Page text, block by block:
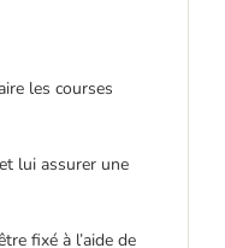
les courses
lui assurer une
fixé à l’aide de